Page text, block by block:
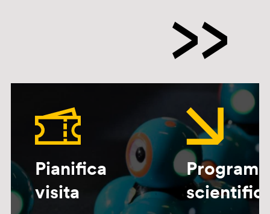
Pianifica
visita